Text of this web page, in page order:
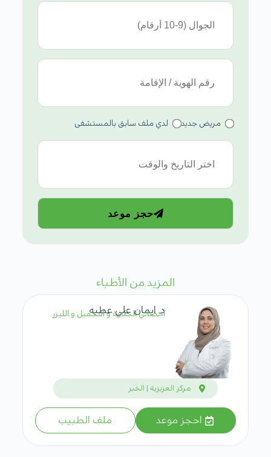
مريض جديد لدي ملف سابق بالمستشفى
حجز موعد
المزيد من الأطباء
د. ايمان علي عطيه
أخصائي الجلدية و التجميل و الليزر
مركز العزيزية | الخبر
احجز موعد ملف الطبيب